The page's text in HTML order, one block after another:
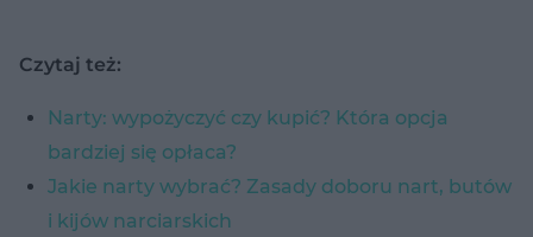
Czytaj też:
Narty: wypożyczyć czy kupić? Która opcja
bardziej się opłaca?
Jakie narty wybrać? Zasady doboru nart, butów
i kijów narciarskich